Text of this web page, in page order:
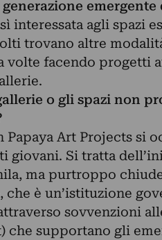
generazione
interessata agli spazi
trovano altre
volte facendo progetti
o gli spazi non
Papaya Art Projects si
giovani. Si tratta
ma purtroppo
è un’istituzione
sovvenzioni
supportano gli